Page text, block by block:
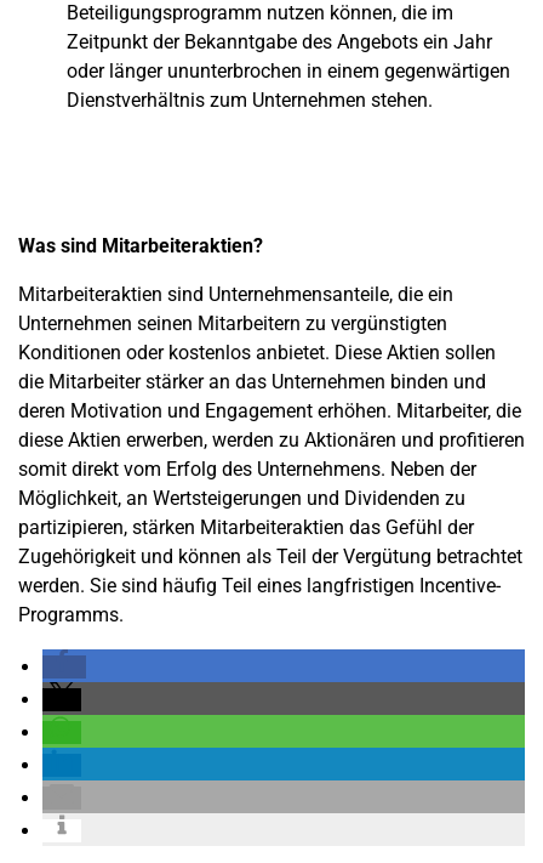
Beteiligungsprogramm nutzen können, die im
Zeitpunkt der Bekanntgabe des Angebots ein Jahr
oder länger ununterbrochen in einem gegenwärtigen
Dienstverhältnis zum Unternehmen stehen.
Was sind Mitarbeiteraktien?
Mitarbeiteraktien sind Unternehmensanteile, die ein
Unternehmen seinen Mitarbeitern zu vergünstigten
Konditionen oder kostenlos anbietet. Diese Aktien sollen
die Mitarbeiter stärker an das Unternehmen binden und
deren Motivation und Engagement erhöhen. Mitarbeiter, die
diese Aktien erwerben, werden zu Aktionären und profitieren
somit direkt vom Erfolg des Unternehmens. Neben der
Möglichkeit, an Wertsteigerungen und Dividenden zu
partizipieren, stärken Mitarbeiteraktien das Gefühl der
Zugehörigkeit und können als Teil der Vergütung betrachtet
werden. Sie sind häufig Teil eines langfristigen Incentive-
Programms.